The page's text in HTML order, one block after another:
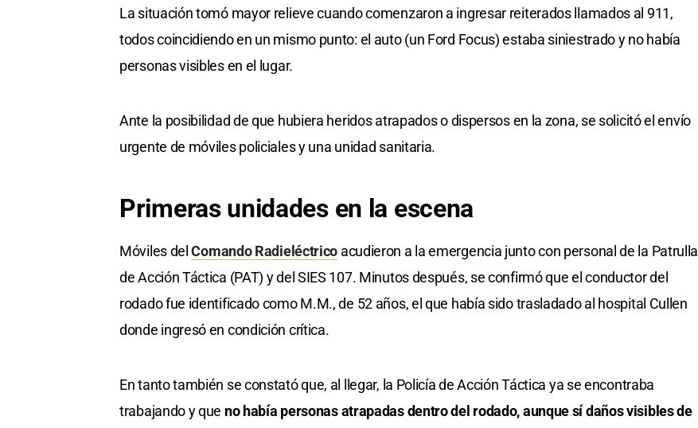
La situación tomó mayor relieve cuando comenzaron a ingresar reiterados llamados al 911,
todos coincidiendo en un mismo punto: el auto (un Ford Focus) estaba siniestrado y no había
personas visibles en el lugar.
Ante la posibilidad de que hubiera heridos atrapados o dispersos en la zona, se solicitó el envío
urgente de móviles policiales y una unidad sanitaria.
Primeras unidades en la escena
Móviles delComando Radieléctrico acudieron a la emergencia junto con personal de la Patrulla
de Acción Táctica (PAT) y del SIES 107. Minutos después, se confirmó que el conductor del
rodado fue identificado como M.M., de 52 años, el que había sido trasladado al hospital Cullen
donde ingresó en condición crítica.
En tanto también se constató que, al llegar, la Policía de Acción Táctica ya se encontraba
trabajando y que no había personas atrapadas dentro del rodado, aunque sí daños visibles de